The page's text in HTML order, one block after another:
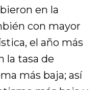
en la
con mayor
el año más
la tasa de
más baja; así